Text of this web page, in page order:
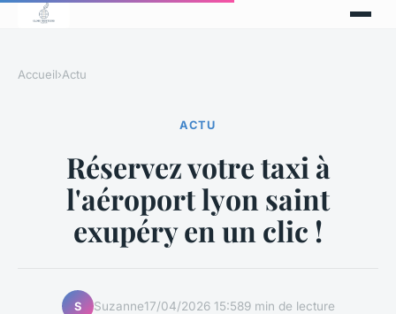
Accueil›Actu
ACTU
Réservez votre taxi à
l'aéroport lyon saint
exupéry en un clic !
S Suzanne17/04/2026 15:589 min de lecture